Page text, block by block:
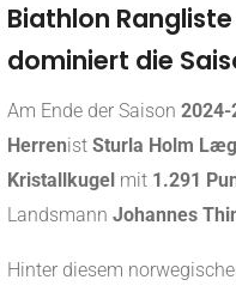
Biathlon
dominiert die
Am Ende der Saison 2024-
Herrenist Sturla Holm
Kristallkugel mit 1.291
Landsmann Johannes
Hinter diesem